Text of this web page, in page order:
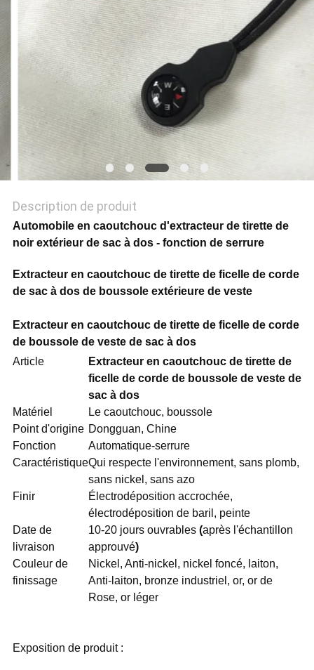
VR
SHOW
PLAN
DU
SITE
POLITIQUE
DE
CONFIDENTIALITÉ
Description de produit
Automobile en caoutchouc d'extracteur de tirette de
noir extérieur de sac à dos - fonction de serrure
Extracteur en caoutchouc de tirette de ficelle de corde
de sac à dos de boussole extérieure de veste
Extracteur en caoutchouc de tirette de ficelle de corde
de boussole de veste de sac à dos
Article
Extracteur en caoutchouc de tirette de
ficelle de corde de boussole de veste de
sac à dos
Matériel
Le caoutchouc, boussole
Point d'origine Dongguan, Chine
Fonction
Automatique-serrure
CaractéristiqueQui respecte l'environnement, sans plomb,
sans nickel, sans azo
Finir
Électrodéposition accrochée,
électrodéposition de baril, peinte
Date de
livraison
10-20 jours ouvrables (après l'échantillon
approuvé)
Couleur de
finissage
Nickel, Anti-nickel, nickel foncé, laiton,
Anti-laiton, bronze industriel, or, or de
Rose, or léger
Exposition de produit :